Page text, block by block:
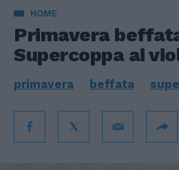
HOME
Primavera
Supercoppa ai
primavera beffata